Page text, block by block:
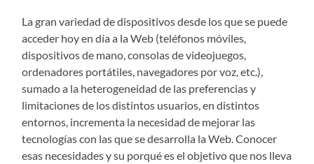
La gran variedad de dispositivos desde los que se puede
acceder hoy en día a la Web (teléfonos móviles,
dispositivos de mano, consolas de videojuegos,
ordenadores portátiles, navegadores por voz, etc.),
sumado a la heterogeneidad de las preferencias y
limitaciones de los distintos usuarios, en distintos
entornos, incrementa la necesidad de mejorar las
tecnologías con las que se desarrolla la Web. Conocer
esas necesidades y su porqué es el objetivo que nos lleva